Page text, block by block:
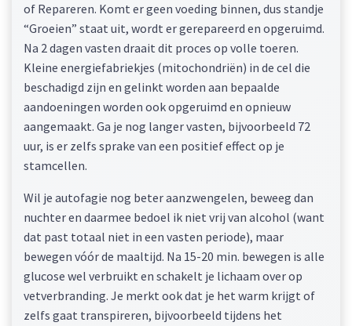
of Repareren. Komt er geen voeding binnen, dus standje
“Groeien” staat uit, wordt er gerepareerd en opgeruimd.
Na 2 dagen vasten draait dit proces op volle toeren.
Kleine energiefabriekjes (mitochondriën) in de cel die
beschadigd zijn en gelinkt worden aan bepaalde
aandoeningen worden ook opgeruimd en opnieuw
aangemaakt. Ga je nog langer vasten, bijvoorbeeld 72
uur, is er zelfs sprake van een positief effect op je
stamcellen.
Wil je autofagie nog beter aanzwengelen, beweeg dan
nuchter en daarmee bedoel ik niet vrij van alcohol (want
dat past totaal niet in een vasten periode), maar
bewegen vóór de maaltijd. Na 15-20 min. bewegen is alle
glucose wel verbruikt en schakelt je lichaam over op
vetverbranding. Je merkt ook dat je het warm krijgt of
zelfs gaat transpireren, bijvoorbeeld tijdens het